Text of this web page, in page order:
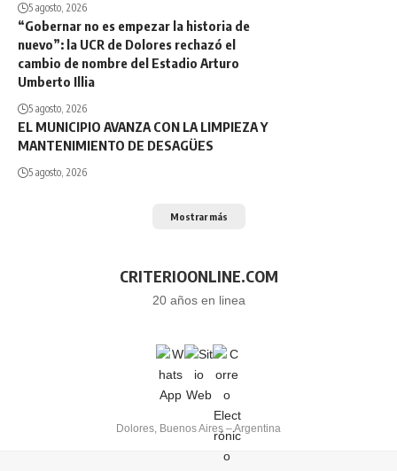
5 agosto, 2026
“Gobernar no es empezar la historia de
nuevo”: la UCR de Dolores rechazó el
cambio de nombre del Estadio Arturo
Umberto Illia
5 agosto, 2026
EL MUNICIPIO AVANZA CON LA LIMPIEZA Y
MANTENIMIENTO DE DESAGÜES
5 agosto, 2026
Mostrar más
CRITERIOONLINE.COM
20 años en linea
Dolores, Buenos Aires – Argentina